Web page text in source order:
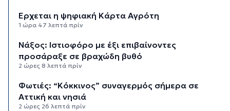
Έρχεται η ψηφιακή Κάρτα Αγρότη
1 ώρα 47 λεπτά πρίν
Νάξος: Ιστιοφόρο με έξι επιβαίνοντες
προσάραξε σε βραχώδη βυθό
2 ώρες 8 λεπτά πρίν
Φωτιές: “Κόκκινος” συναγερμός σήμερα σε
Αττική και νησιά
2 ώρες 26 λεπτά πρίν